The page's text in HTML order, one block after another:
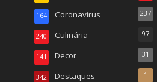
Coronavirus
164
Culinária
240
Decor
141
Destaques
342
237
97
31
1